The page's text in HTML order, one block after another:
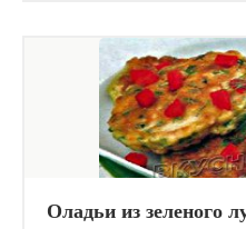
Оладьи из зеленого